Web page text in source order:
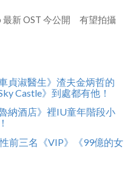
最新 OST 今公開 有望拍攝
貞淑醫生》渣夫金炳哲的
Castle》到處都有他！
納酒店》裡IU童年階段小
前三名《VIP》《99億的女